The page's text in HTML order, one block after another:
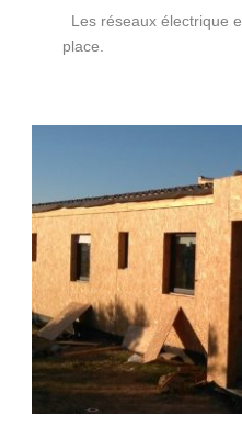
Les réseaux électrique
place.